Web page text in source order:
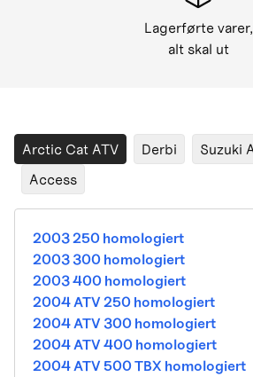
Lagerførte varer,
alt skal ut
Arctic Cat ATV Derbi Suzuki
Access
2003 250 homologiert
2003 300 homologiert
2003 400 homologiert
2004 ATV 250 homologiert
2004 ATV 300 homologiert
2004 ATV 400 homologiert
2004 ATV 500 TBX homologiert